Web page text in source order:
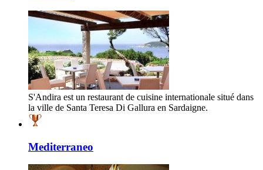
S'Andira est un restaurant de cuisine internationale situé dans
la ville de Santa Teresa Di Gallura en Sardaigne.
Mediterraneo